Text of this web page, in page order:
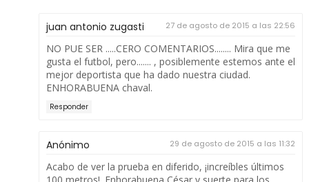
juan antonio zugasti 27 de agosto de 2015 a las 22:56
NO PUE SER .....CERO COMENTARIOS........ Mira que me
gusta el futbol, pero....... , posiblemente estemos ante el
mejor deportista que ha dado nuestra ciudad.
ENHORABUENA chaval.
Responder
Anónimo 29 de agosto de 2015 a las 11:32
Acabo de ver la prueba en diferido, ¡increíbles últimos